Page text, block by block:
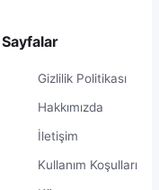
Sayfalar
Gizlilik Politikası
Hakkımızda
İletişim
Kullanım Koşulları